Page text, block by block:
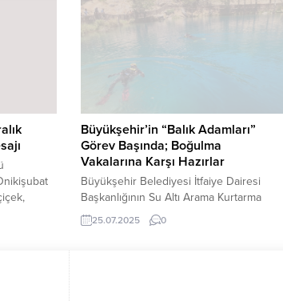
vatandaşların bayramı daha temiz, sağlıklı
ve huzurlu bir ortamda geçirebilmesi için
yoğun şekilde sürdürüyor. Çevre Koruma
ve Kontrol Dairesi Başkanlığı
koordinesinde yürütülen çalışmalarda,
günden
Büyükşehir’in “Balık Adamları”
Görev Başında; Boğulma
Vakalarına Karşı Hazırlar
Büyükşehir Belediyesi İtfaiye Dairesi
Başkanlığının Su Altı Arama Kurtarma
Ekibi, yaz aylarında artış gösteren
boğulma vakalarına karşı hazırlıklarını
25.07.2025 0